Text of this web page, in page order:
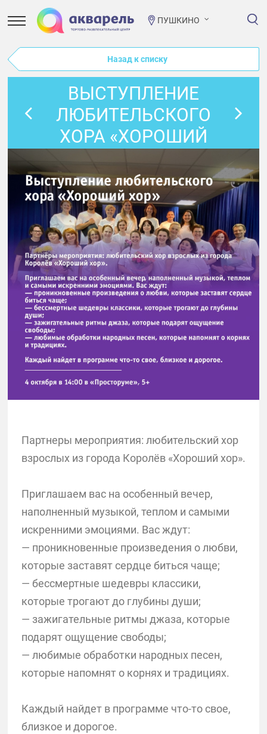
ПУШКИНО
Назад к списку
ВЫСТУПЛЕНИЕ
ЛЮБИТЕЛЬСКОГО
ХОРА «ХОРОШИЙ
ХОР»
Партнеры мероприятия: любительский хор
взрослых из города Королёв «Хороший хор».
Приглашаем вас на особенный вечер,
наполненный музыкой, теплом и самыми
искренними эмоциями. Вас ждут:
— проникновенные произведения о любви,
которые заставят сердце биться чаще;
— бессмертные шедевры классики,
которые трогают до глубины души;
— зажигательные ритмы джаза, которые
подарят ощущение свободы;
— любимые обработки народных песен,
которые напомнят о корнях и традициях.
Каждый найдет в программе что-то свое,
близкое и дорогое.